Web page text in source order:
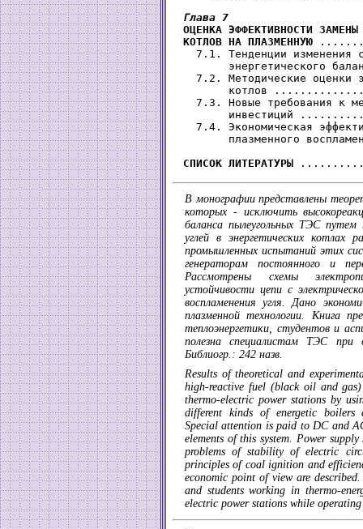
Глава 7
ОЦЕНКА ЭФФЕКТИВНОСТИ
КОТЛОВ НА ПЛАЗМЕННУЮ
7.1. Тенденции изменения
энергетического
7.2. Методические оценки
котлов
7.3. Новые требования к
инвестиций
7.4. Экономическая
плазменного
СПИСОК ЛИТЕРАТУРЫ
В монографии представлены
которых - исключить
баланса пылеугольных ТЭС путем
углей в энергетических котлах
промышленных испытаний этих
генераторам постоянного и
Рассмотрены схемы
устойчивости цепи с
воспламенения угля. Дано
плазменной технологии. Книга
теплоэнергетики, студентов и
полезна специалистам ТЭС при
Библиогр.: 242 назв.
Results of theoretical and
high-reactive fuel (black oil and
thermo-electric power stations by
different kinds of energetic boilers
Special attention is paid to DC and
elements of this system. Power
problems of stability of electric
principles of coal ignition and
economic point of view are
and students working in thermo-
electric power stations while